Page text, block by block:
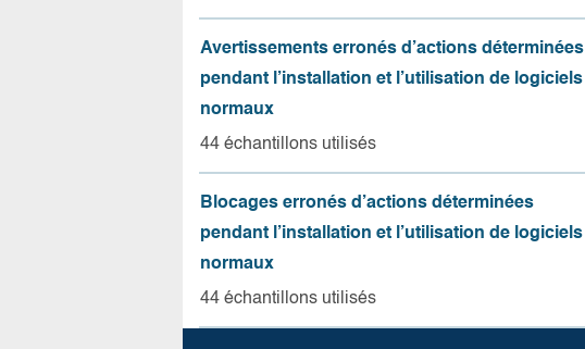
Avertissements erronés d’actions déterminées
pendant l’installation et l’utilisation de logiciels
normaux
44 échantillons utilisés
Blocages erronés d’actions déterminées
pendant l’installation et l’utilisation de logiciels
normaux
44 échantillons utilisés